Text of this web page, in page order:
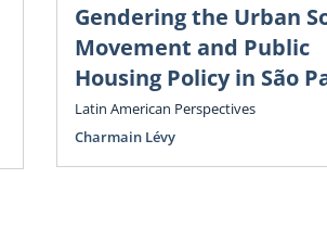
Gendering the Urban
Movement and Public
Housing Policy in São
Latin American Perspectives
Charmain Lévy